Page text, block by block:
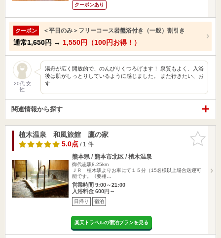
クーポンあり
クーポン ＜平日のみ＞フリーコース岩盤浴付き（一般）割引き
通常1,650円 → 1,550円（100円お得！）
20代 女
性
湯舟が広く開放的で、のんびりくつろげます！ 泉質もよく、入浴
後は肌がしっとりしているように感じました。 また行きたい、お
す…
関連情報から探す
お気に入
りに追加
植木温泉 和風旅館 鷹の家
5.0点/ 1 件
熊本県 / 熊本市北区 / 植木温泉
御代志駅8.25km
ＪＲ 植木駅よりお車にて１５分（15名様以上場合送迎可
能です。《要相…
営業時間 9:00～21:00
入浴料金 600円～
日帰り 宿泊
楽天トラベルの宿泊プランを見る